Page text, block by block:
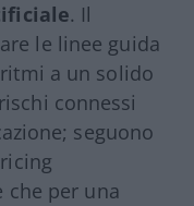
. Il
le linee guida
a un solido
connessi
seguono
che per una